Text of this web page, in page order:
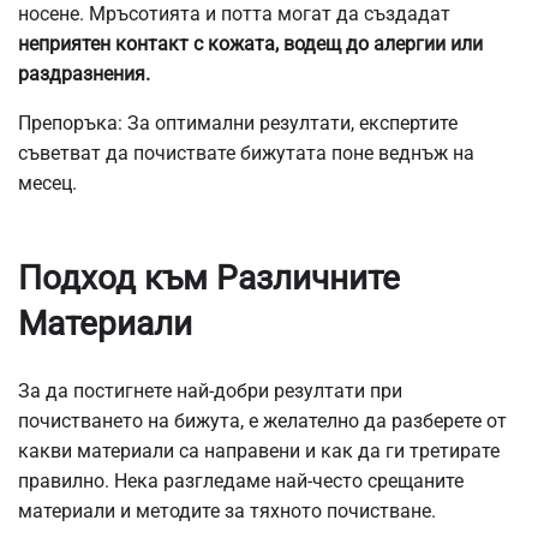
носене. Мръсотията и потта могат да създадат
неприятен контакт с кожата, водещ до алергии или
раздразнения.
Препоръка: За оптимални резултати, експертите
съветват да почиствате бижутата поне веднъж на
месец.
Подход към Различните
Материали
За да постигнете най-добри резултати при
почистването на бижута, е желателно да разберете от
какви материали са направени и как да ги третирате
правилно. Нека разгледаме най-често срещаните
материали и методите за тяхното почистване.